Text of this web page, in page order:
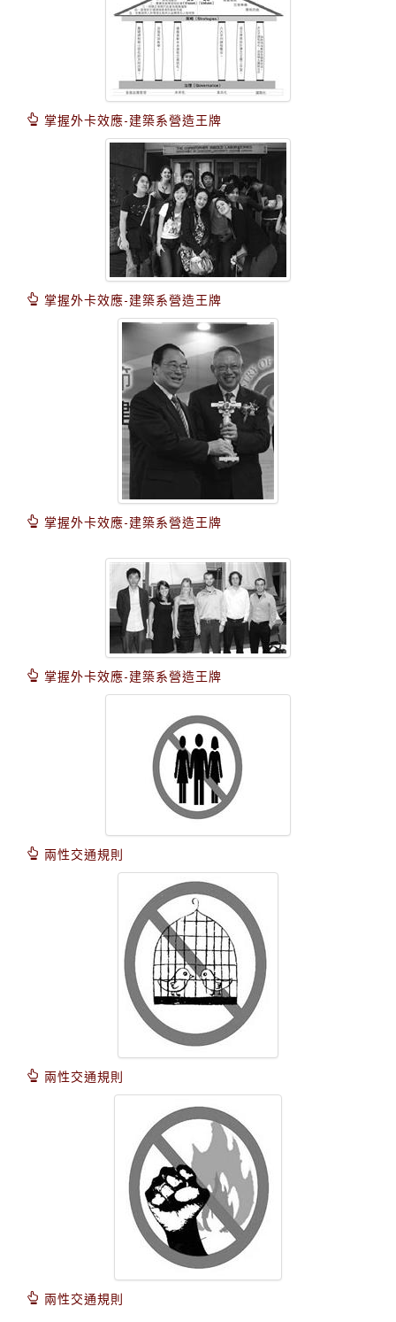
掌握外卡效應-建築系營造王牌
掌握外卡效應-建築系營造王牌
掌握外卡效應-建築系營造王牌
掌握外卡效應-建築系營造王牌
兩性交通規則
兩性交通規則
兩性交通規則